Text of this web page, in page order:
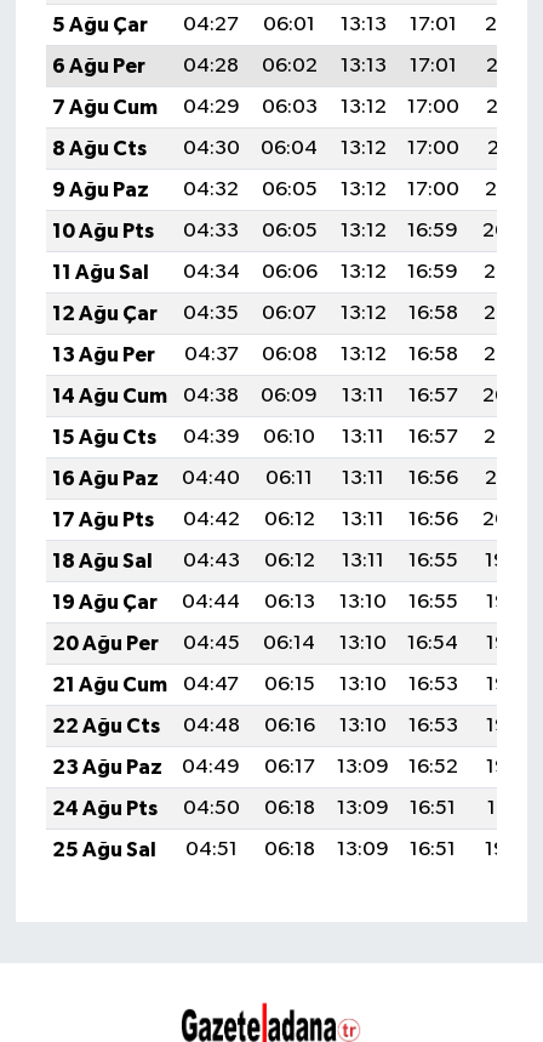
5 Ağu Çar
04:27 06:01 13:13 17:01
20:14
6 Ağu Per
04:28 06:02 13:13 17:01
20:13
7 Ağu Cum
04:29 06:03 13:12 17:00
20:12
8 Ağu Cts
04:30 06:04 13:12 17:00
20:11
9 Ağu Paz
04:32 06:05 13:12 17:00
20:10
10 Ağu Pts
04:33 06:05 13:12 16:59
20:09
11 Ağu Sal
04:34 06:06 13:12 16:59
20:08
12 Ağu Çar
04:35 06:07 13:12 16:58
20:06
13 Ağu Per
04:37 06:08 13:12 16:58
20:05
14 Ağu Cum
04:38 06:09 13:11 16:57
20:04
15 Ağu Cts
04:39 06:10 13:11 16:57
20:03
16 Ağu Paz
04:40 06:11 13:11 16:56
20:01
17 Ağu Pts
04:42 06:12 13:11 16:56
20:00
18 Ağu Sal
04:43 06:12 13:11 16:55
19:59
19 Ağu Çar
04:44 06:13 13:10 16:55
19:58
20 Ağu Per
04:45 06:14 13:10 16:54
19:56
21 Ağu Cum
04:47 06:15 13:10 16:53
19:55
22 Ağu Cts
04:48 06:16 13:10 16:53
19:53
23 Ağu Paz
04:49 06:17 13:09 16:52
19:52
24 Ağu Pts
04:50 06:18 13:09 16:51
19:51
25 Ağu Sal
04:51 06:18 13:09 16:51 19:49